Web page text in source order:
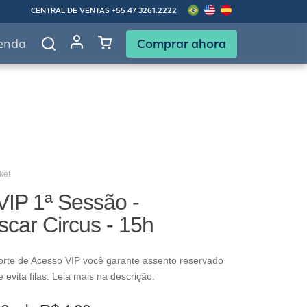
CENTRAL DE VENTAS +55 47 3261.2222
Comprar ahora
1ª Sessão -
Circus - 15h
de Acesso VIP você garante assento reservado
evita filas. Leia mais na descrição.